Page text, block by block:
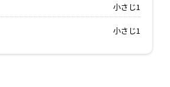
小さじ1
小さじ1